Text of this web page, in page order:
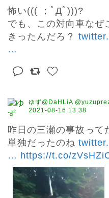
怖い((( ；ﾟДﾟ)))?
でも、この対向車なぜ
きったんだろ？
…
ゆず@DaHLiA
2021-08-16 13:38
昨日の三瀬の事故って
単独だったのね
… https://t.co/